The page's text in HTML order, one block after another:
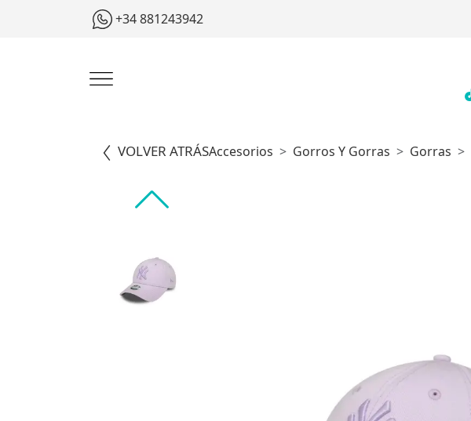
+34 881243942
VOLVER ATRÁSAccesorios Gorros Y Gorras Gorras